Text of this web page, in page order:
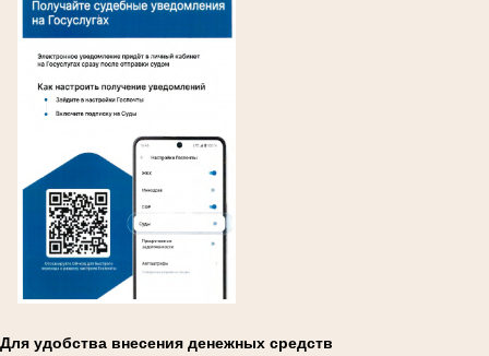
Для удобства внесения денежных средств